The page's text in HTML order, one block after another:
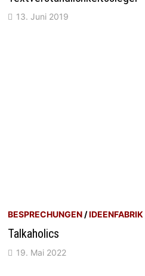
13. Juni 2019
BESPRECHUNGEN /IDEENFABRIK
Talkaholics
19. Mai 2022